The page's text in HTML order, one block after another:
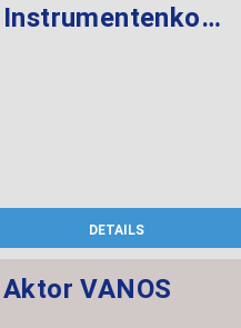
Instrumentenkombination KMH Chrono Paket
DETAILS
Aktor VANOS